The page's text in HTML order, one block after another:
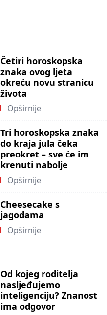
Četiri horoskopska
znaka ovog ljeta
okreću novu stranicu
života
Opširnije
Tri horoskopska znaka
do kraja jula čeka
preokret – sve će im
krenuti nabolje
Opširnije
Cheesecake s
jagodama
Opširnije
Od kojeg roditelja
nasljeđujemo
inteligenciju? Znanost
ima odgovor